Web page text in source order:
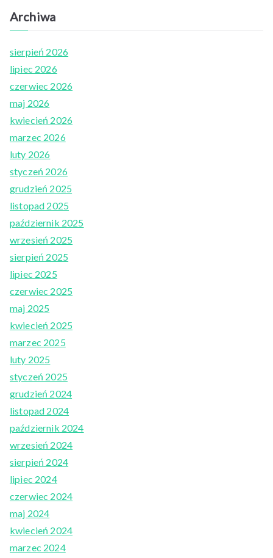
Archiwa
sierpień 2026
lipiec 2026
czerwiec 2026
maj 2026
kwiecień 2026
marzec 2026
luty 2026
styczeń 2026
grudzień 2025
listopad 2025
październik 2025
wrzesień 2025
sierpień 2025
lipiec 2025
czerwiec 2025
maj 2025
kwiecień 2025
marzec 2025
luty 2025
styczeń 2025
grudzień 2024
listopad 2024
październik 2024
wrzesień 2024
sierpień 2024
lipiec 2024
czerwiec 2024
maj 2024
kwiecień 2024
marzec 2024